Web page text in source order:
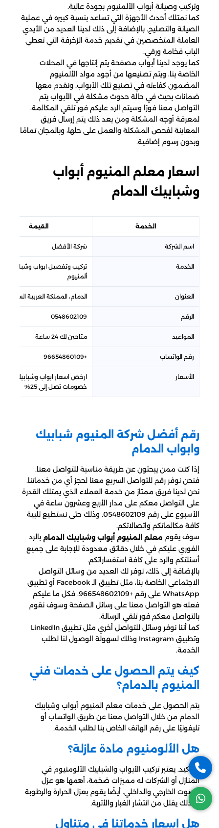
وتركيب وصيانة أبواب الألمنيوم بجودة عالية.
كما نمتلك أحدث الأجهزة التي تساعد بنسبة كبيره في عملية
الصيانة والتصليح. بالإضافة إلى ذلك لدينا العديد من الأيدي
العاملة المتخصصين في تقديم خدمة الزخرفة التي تعطي
الباب فخامة ورقي.
كما يوجد لدينا أبواب مصفحة يتم إنتاجها في المحلات
الخاصة بنا، ويتم تصنيعها من أجود مواد الألمنيوم
المضمون كفاءته في تصنيع تلك الأبواب. ونقدم معها
ضمانات بحيث في حالة حدوث مشكلة في الأبواب يتم
التواصل معنا فورًا وسيتم الرد عليكم فور تلقي المكالمة،
لمعرفة أوجه المشكلة ومن بعد ذلك يتم إرسال فريق
المعاينة لفحص المشكلة والعمل على حلها، وبالمجان تمامًا
وبدون رسوم إضافية.
اسعار معلم المنيوم أبواب
وشبابيك الدمام
الخدمة القيمة
اسم الشركة شركة الأفضل
الخدمة
تركيب وتفصيل ابواب وشبابيك
ألمنيوم
العنوان الدمام، المملكة العربية السعودية
الرقم 0548602109
المواعيد متاحين لك 24 ساعة
رقم الواتساب +96654860109
الأسعار
ارخص اسعار ابواب وشبابيك
خصومات تصل إلى 25%
رقم أفضل شركة المنيوم شبابيك
وابواب الدمام
إذا كنت ممن يبحثون عن طريقة مناسبة للتواصل معنا.
فنحن نوفر رقم للتواصل السريع معنا لحجز أي من خدماتنا.
نحن لدينا فريق ممتاز من خدمة العملاء الذي يمتلك القدرة
على التواصل معكم على مدار الأربع وعشرون ساعة في
الأسبوع على رقم 0548602109. وذلك حتى نستطيع تلبية
كافة مكالماتكم واتصالاتكم.
سوف يقوم معلم المنيوم أبواب وشبابيك الدمام بالرد
الفوري عليكم في خلال دقائق معدودة للإجابة على جميع
أسئلتكم والرد على كافة استفساراتكم.
بالإضافة إلى ذلك، نوفر لك العديد من وسائل التواصل
الاجتماعي الخاصة بنا، مثل تطبيق الـ Facebook أو تطبيق
WhatsApp على رقم +966548602109. فكل ما عليكم
فعله هو التواصل معنا على رسائل الصفحة وسوف نقوم
بالتواصل معكم فور تلقي الرسالة.
كما أننا نوفر وسائل للتواصل أخري مثل تطبيق LinkedIn
وتطبيق Instagram وذلك لسهولة الوصول لنا لطلب
الخدمة.
كيف يتم الحصول على خدمات فني
المنيوم بالدمام؟
يتم الحصول على خدمات معلم المنيوم أبواب وشبابيك
الدمام من خلال التواصل معنا عن طريق الواتساب أو
تليفونيًا على رقم الهاتف الخاص بنا لطلب الخدمة.
هل الألومنيوم مادة عازلة؟
بالتأكيد. يعتبر تركيب الأبواب والشبابيك الألومنيوم في
المنازل أو الشركات له مميزات ضخمة، أهمها هو عزل
الصوت الخارجي والداخلي. أيضًا يقوم بعزل الحرارة والرطوبة
وكذلك يقلل من انتشار الغبار والأتربة.
هل اسعار خدماتنا في متناول